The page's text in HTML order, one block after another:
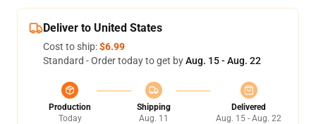
Deliver to United States
Cost to ship:$6.99
Standard - Order today to get byAug. 15 - Aug. 22
Production
Today
Shipping
Aug. 11
Delivered
Aug. 15 - Aug. 22